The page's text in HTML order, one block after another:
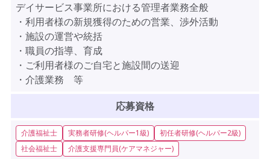
デイサービス事業所における管理者業務全般
・利用者様の新規獲得のための営業、渉外活動
・施設の運営や統括
・職員の指導、育成
・ご利用者様のご自宅と施設間の送迎
・介護業務 等
応募資格
介護福祉士 実務者研修(ヘルパー1級)
初任者研修(ヘルパー2級)
社会福祉士
介護支援専門員(ケアマネジャー)